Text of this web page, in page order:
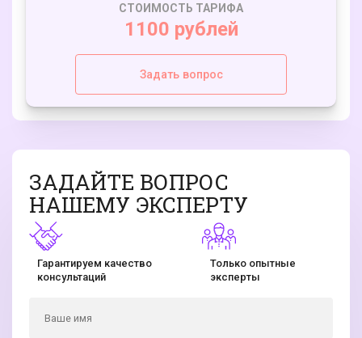
СТОИМОСТЬ ТАРИФА
1100 рублей
Задать вопрос
ЗАДАЙТE ВОПРОС
НАШЕМУ ЭКСПЕРТУ
Гарантируем качество
консультаций
Только опытные
эксперты